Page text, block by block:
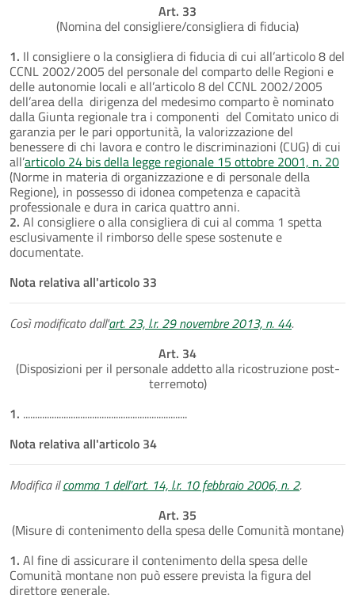
Art. 33
(Nomina del consigliere/consigliera di fiducia)
1. Il consigliere o la consigliera di fiducia di cui all’articolo 8 del
CCNL 2002/2005 del personale del comparto delle Regioni e
delle autonomie locali e all’articolo 8 del CCNL 2002/2005
dell’area della dirigenza del medesimo comparto è nominato
dalla Giunta regionale tra i componenti del Comitato unico di
garanzia per le pari opportunità, la valorizzazione del
benessere di chi lavora e contro le discriminazioni (CUG) di cui
all’articolo 24 bis della legge regionale 15 ottobre 2001, n. 20
(Norme in materia di organizzazione e di personale della
Regione), in possesso di idonea competenza e capacità
professionale e dura in carica quattro anni.
2. Al consigliere o alla consigliera di cui al comma 1 spetta
esclusivamente il rimborso delle spese sostenute e
documentate.
Nota relativa all'articolo 33
Così modificato dall'art. 23, l.r. 29 novembre 2013, n. 44.
Art. 34
(Disposizioni per il personale addetto alla ricostruzione post-
terremoto)
1. .....................................................................
Nota relativa all'articolo 34
Modifica ilcomma 1 dell’art. 14, l.r. 10 febbraio 2006, n. 2.
Art. 35
(Misure di contenimento della spesa delle Comunità montane)
1. Al fine di assicurare il contenimento della spesa delle
Comunità montane non può essere prevista la figura del
direttore generale.